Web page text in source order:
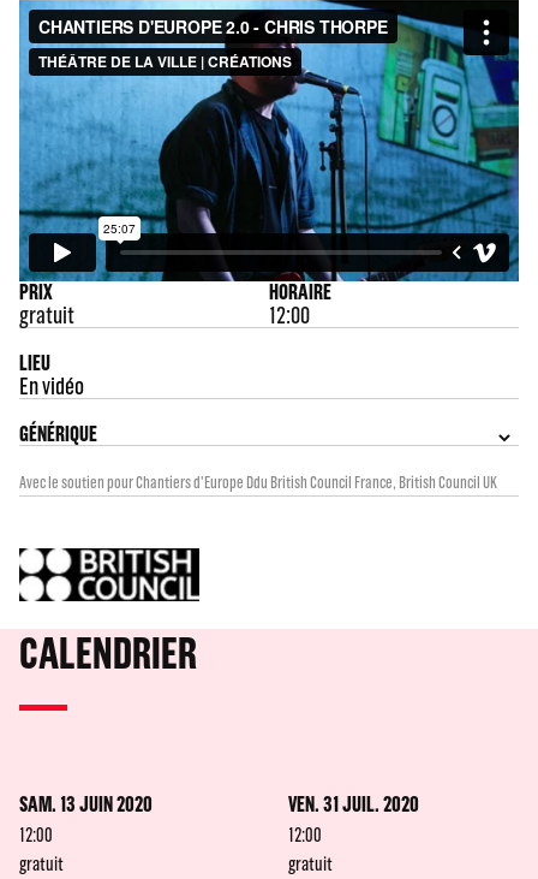
PRIX
gratuit
HORAIRE
12:00
LIEU
En vidéo
GÉNÉRIQUE
Avec le soutien pour Chantiers d'Europe Ddu British Council France, British Council UK
CALENDRIER
SAM. 13 JUIN 2020
12:00
gratuit
VEN. 31 JUIL. 2020
12:00
gratuit